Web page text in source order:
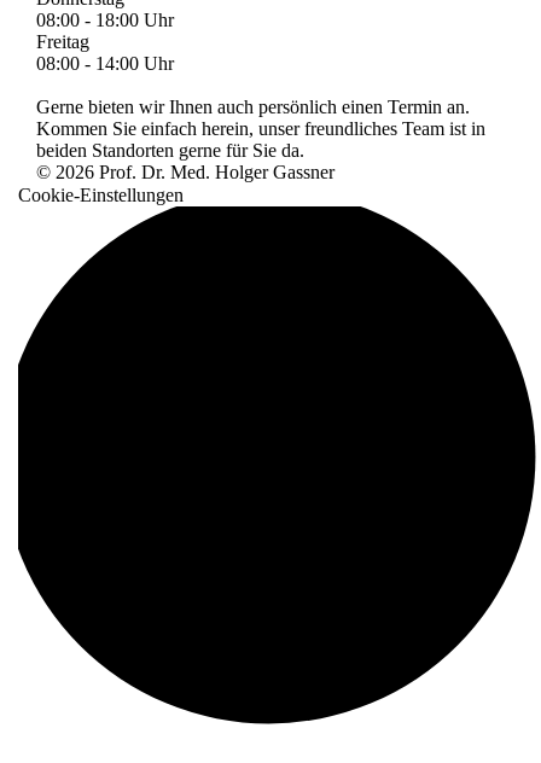
08:00 - 18:00 Uhr
Freitag
08:00 - 14:00 Uhr
Gerne bieten wir Ihnen auch persönlich einen Termin an.
Kommen Sie einfach herein, unser freundliches Team ist in
beiden Standorten gerne für Sie da.
© 2026 Prof. Dr. Med. Holger Gassner
Cookie-Einstellungen